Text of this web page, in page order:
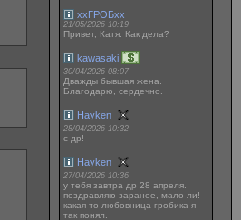
ххГРОБхх
21/05/2026 10:19
Привет, Катя. Как дела?
kawasaki
30/04/2026 08:07
Дважды бывшая жена.
Благодарю, сердечно.
Hayken
28/04/2026 10:32
с др!
Hayken
27/04/2026 10:36
у тебя завтра др 28 апреля.
поздравляю заранее, мало ли!
какая-то любовница гробика я
так понял.